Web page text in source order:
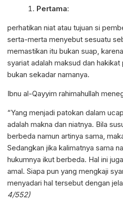
Pertama:
perhatikan niat atau tujuan si
serta-merta menyebut sesuatu
memastikan itu bukan suap,
syariat adalah maksud dan
bukan sekadar namanya.
Ibnu al-Qayyim rahimahullah
“Yang menjadi patokan dalam
adalah makna dan niatnya. Bila
berbeda namun artinya sama,
Sedangkan jika kalimatnya sama
hukumnya ikut berbeda. Hal ini
amal. Siapa pun yang mengkaji
menyadari hal tersebut dengan
4/552)